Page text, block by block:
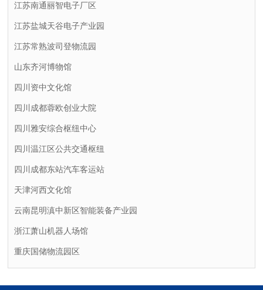
江苏南通丽智电子厂区
江苏盐城天谷电子产业园
江苏常熟波司登物流园
山东齐河博物馆
四川资中文化馆
四川成都蓉欧创业大院
四川雅安综合枢纽中心
四川温江区公共交通枢纽
四川成都东站汽车客运站
天津河西文化馆
云南昆明滇中新区智能装备产业园
浙江萧山机器人场馆
重庆国储物流园区